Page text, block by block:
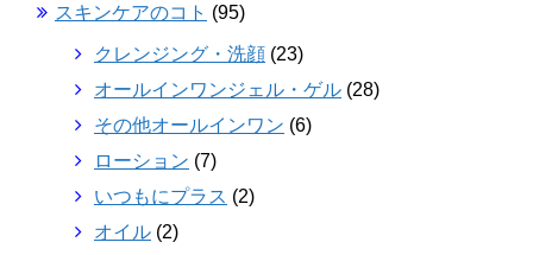
スキンケアのコト (95)
クレンジング・洗顔 (23)
オールインワンジェル・ゲル (28)
その他オールインワン (6)
ローション (7)
いつもにプラス (2)
オイル (2)